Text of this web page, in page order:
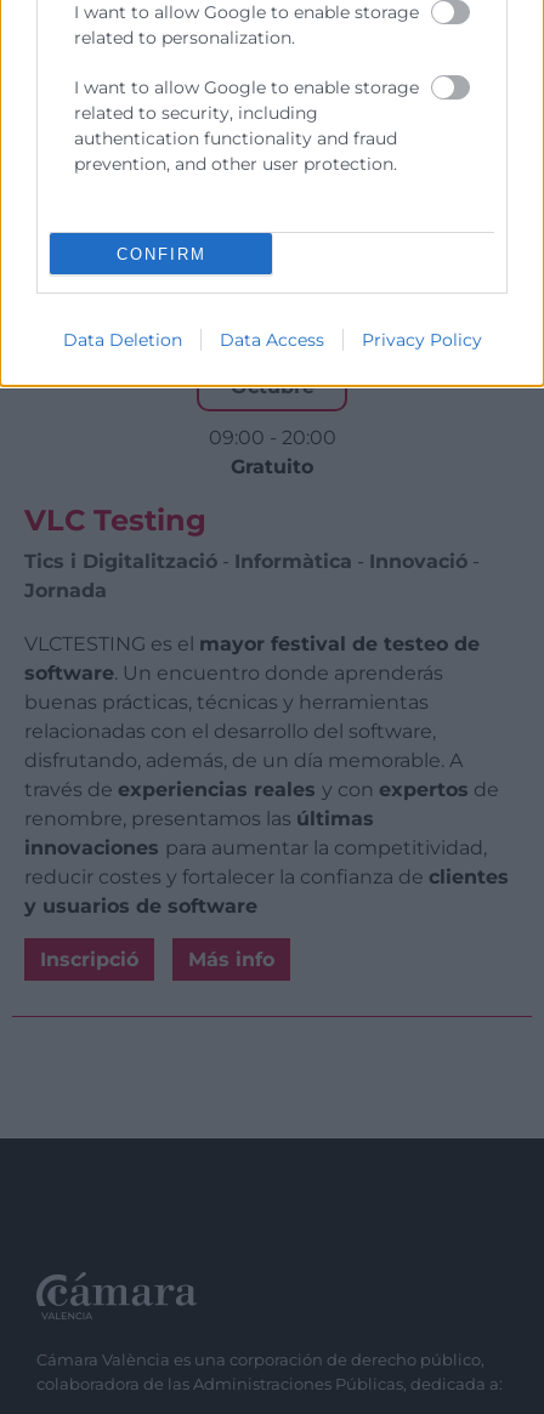
I want to allow Google to enable storage
related to personalization.
I want to allow Google to enable storage
related to security, including
authentication functionality and fraud
prevention, and other user protection.
CONFIRM
Data Deletion Data Access Privacy Policy
VDS 2026
Informàtica
Innovació- Màrqueting i Vendes-Jornada
Inscripció Más info
27
Octubre
09:00 - 20:00
Gratuito
VLC Testing
Tics i Digitalització - Informàtica - Innovació -
Jornada
VLCTESTING es el mayor festival de testeo de
software. Un encuentro donde aprenderás
buenas prácticas, técnicas y herramientas
relacionadas con el desarrollo del software,
disfrutando, además, de un día memorable. A
través de experiencias reales y con expertos de
renombre, presentamos las últimas
innovaciones para aumentar la competitividad,
reducir costes y fortalecer la confianza de clientes
y usuarios de software
Inscripció Más info
Cámara València es una corporación de derecho público,
colaboradora de las Administraciones Públicas, dedicada a: